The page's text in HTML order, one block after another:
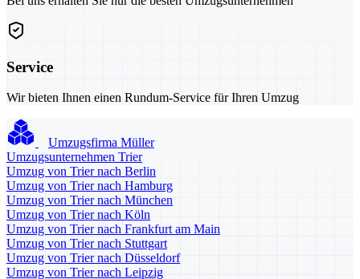
Service
Wir bieten Ihnen einen Rundum-Service für Ihren Umzug
Umzugsfirma Müller
Umzugsunternehmen Trier
Umzug von Trier nach Berlin
Umzug von Trier nach Hamburg
Umzug von Trier nach München
Umzug von Trier nach Köln
Umzug von Trier nach Frankfurt am Main
Umzug von Trier nach Stuttgart
Umzug von Trier nach Düsseldorf
Umzug von Trier nach Leipzig